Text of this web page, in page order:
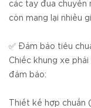
các tay đua chuyên
còn mang lại nhiều
✅ Đảm bảo tiêu
Chiếc khung xe
đảm bảo:
Thiết kế hợp chuẩn